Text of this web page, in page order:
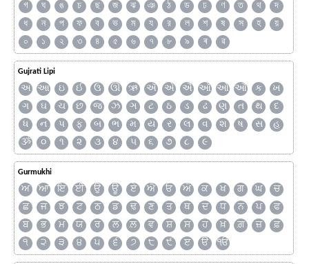
গ
ঘ ঙ চ ছ জ ঝ ঞ ঠ ড ঢ ণ ত থ
দ
ধ
ন প ফ ব ভ ম য র ল শ ষ স হ
য়
০
১ ২ ৩ ৪ ৫ ৬ ৭ ৮ ৯ ৰ ৱ
Gujrati Lipi
અ આ ઇ ઈ ઉ ઊ ઋ ઍ એ ઐ ઑ ઓ ઔ ક
ખ
ગ
ઘ ચ છ જ ઝ ઞ ટ ઠ ડ ઢ ણ ત થ
દ
ધ
ન પ ફ બ ભ મ ય ર લ વ શ ષ સ
હ
ૐ
૦ ૧ ૨ ૩ ૪ ૫ ૬ ૭ ૮ ૯
Gurmukhi
ਅ ਆ ਇ ਈ ਉ ਊ ਏ ਐ ਓ ਔ ਕ ਖ ਗ ਘ
ਚ
ਛ
ਜ ਝ ਟ ਠ ਡ ਢ ਣ ਤ ਥ ਦ ਧ ਨ ਪ
ਫ
ਬ
ਭ ਮ ਯ ਰ ਲ ਲ਼ ਵ ਸ਼ ਸ ਹ ਖ਼ ਗ਼ ਜ਼
ਫ਼
੧
੨ ੩ ੪ ੫ ੬ ੭ ੮ ੯ ੲ ੳ ੴ